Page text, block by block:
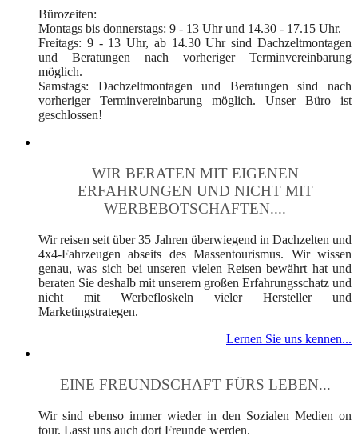
Bürozeiten:
Montags bis donnerstags: 9 - 13 Uhr und 14.30 - 17.15 Uhr.
Freitags: 9 - 13 Uhr, ab 14.30 Uhr sind Dachzeltmontagen
und Beratungen nach vorheriger Terminvereinbarung
möglich.
Samstags: Dachzeltmontagen und Beratungen sind nach
vorheriger Terminvereinbarung möglich. Unser Büro ist
geschlossen!
WIR BERATEN MIT EIGENEN
ERFAHRUNGEN UND NICHT MIT
WERBEBOTSCHAFTEN....
Wir reisen seit über 35 Jahren überwiegend in Dachzelten und
4x4-Fahrzeugen abseits des Massentourismus. Wir wissen
genau, was sich bei unseren vielen Reisen bewährt hat und
beraten Sie deshalb mit unserem großen Erfahrungsschatz und
nicht mit Werbefloskeln vieler Hersteller und
Marketingstrategen.
Lernen Sie uns kennen...
EINE FREUNDSCHAFT FÜRS LEBEN...
Wir sind ebenso immer wieder in den Sozialen Medien on
tour. Lasst uns auch dort Freunde werden.